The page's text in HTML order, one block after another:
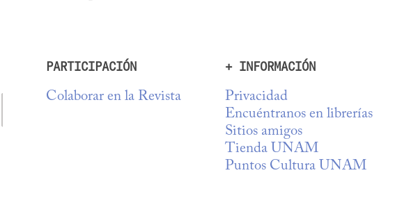
PARTICIPACIÓN
Colaborar en la Revista
+ INFORMACIÓN
Privacidad
Encuéntranos en librerías
Sitios amigos
Tienda UNAM
Puntos Cultura UNAM